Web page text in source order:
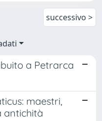
successivo >
a Petrarca
maestri,
antichità